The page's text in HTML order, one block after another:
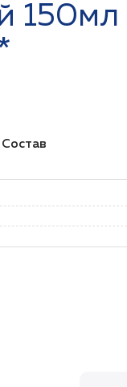
150мл
Состав